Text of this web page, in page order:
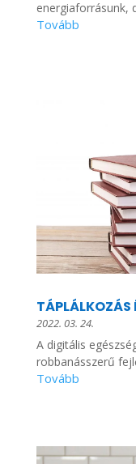
energiaforrásunk,
TÁPLÁLKOZÁS
2022. 03. 24.
A digitális
robbanásszerű